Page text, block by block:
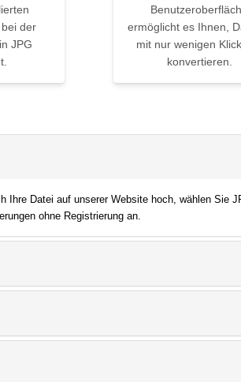
der
JPG
ermöglicht es Ihnen,
mit nur wenigen
konvertieren.
Datei auf unserer Website hoch, wählen Sie
ohne Registrierung an.